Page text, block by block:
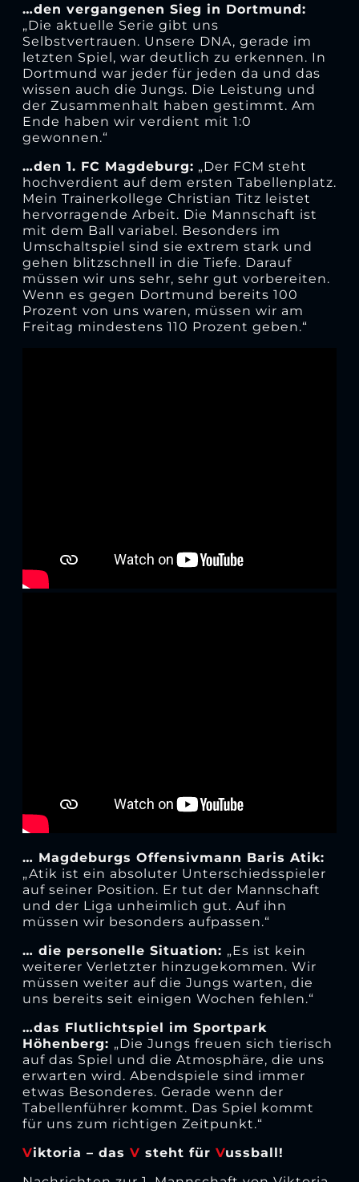
…den vergangenen Sieg in Dortmund:
„Die aktuelle Serie gibt uns
Selbstvertrauen. Unsere DNA, gerade im
letzten Spiel, war deutlich zu erkennen. In
Dortmund war jeder für jeden da und das
wissen auch die Jungs. Die Leistung und
der Zusammenhalt haben gestimmt. Am
Ende haben wir verdient mit 1:0
gewonnen.“
…den 1. FC Magdeburg: „Der FCM steht
hochverdient auf dem ersten Tabellenplatz.
Mein Trainerkollege Christian Titz leistet
hervorragende Arbeit. Die Mannschaft ist
mit dem Ball variabel. Besonders im
Umschaltspiel sind sie extrem stark und
gehen blitzschnell in die Tiefe. Darauf
müssen wir uns sehr, sehr gut vorbereiten.
Wenn es gegen Dortmund bereits 100
Prozent von uns waren, müssen wir am
Freitag mindestens 110 Prozent geben.“
… Magdeburgs Offensivmann Baris Atik:
„Atik ist ein absoluter Unterschiedsspieler
auf seiner Position. Er tut der Mannschaft
und der Liga unheimlich gut. Auf ihn
müssen wir besonders aufpassen.“
… die personelle Situation: „Es ist kein
weiterer Verletzter hinzugekommen. Wir
müssen weiter auf die Jungs warten, die
uns bereits seit einigen Wochen fehlen.“
…das Flutlichtspiel im Sportpark
Höhenberg: „Die Jungs freuen sich tierisch
auf das Spiel und die Atmosphäre, die uns
erwarten wird. Abendspiele sind immer
etwas Besonderes. Gerade wenn der
Tabellenführer kommt. Das Spiel kommt
für uns zum richtigen Zeitpunkt.“
Viktoria – das V steht für Vussball!